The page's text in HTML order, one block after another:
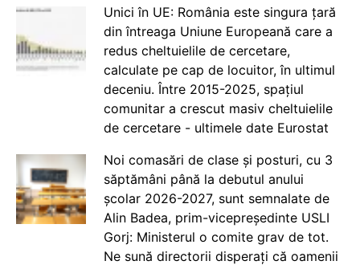
Unici în UE: România este singura țară
din întreaga Uniune Europeană care a
redus cheltuielile de cercetare,
calculate pe cap de locuitor, în ultimul
deceniu. Între 2015-2025, spațiul
comunitar a crescut masiv cheltuielile
de cercetare - ultimele date Eurostat
Noi comasări de clase și posturi, cu 3
săptămâni până la debutul anului
școlar 2026-2027, sunt semnalate de
Alin Badea, prim-vicepreședinte USLI
Gorj: Ministerul o comite grav de tot.
Ne sună directorii disperați că oamenii